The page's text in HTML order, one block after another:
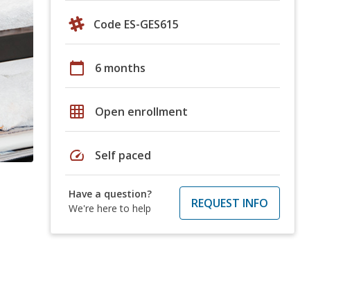
Code ES-GES615
calendar_today 6 months
grid_on Open enrollment
speed Self paced
Have a question?
We're here to help
REQUEST INFO